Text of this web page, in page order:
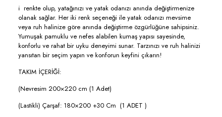
i renkte olup, yatağınızı ve yatak odanızı anında değiştirmenize
olanak sağlar. Her iki renk seçeneği ile yatak odanızı mevsime
veya ruh halinize göre anında değiştirme özgürlüğüne sahipsiniz.
Yumuşak pamuklu ve nefes alabilen kumaş yapısı sayesinde,
konforlu ve rahat bir uyku deneyimi sunar. Tarzınızı ve ruh halinizi
yansıtan bir seçim yapın ve konforun keyfini çıkarın!
TAKIM İÇERİĞİ:
(Nevresim 200×220 cm (1 Adet)
(Lastikli) Çarşaf: 180×200 +30 Cm (1 ADET )